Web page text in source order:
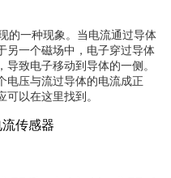
的一种现象。当电流通过导体
另一个磁场中，电子穿过导体
致电子移动到导体的一侧。
电压与流过导体的电流成正
可以在这里找到。